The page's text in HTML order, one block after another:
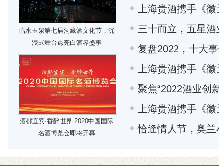
临水玉泉第七届洞藏酒文化节，沉
浸式舞台点亮白酒界盛事
酒都宜宾·香醉世界 2020中国国际
名酒博览会即将开幕
上海贵酒携手《
三十而立，五星酒
复盘2022，十大
上海贵酒携手《
聚焦“2022酒业创
上海贵酒携手《
恰逢情人节，奥